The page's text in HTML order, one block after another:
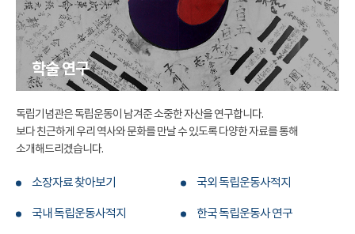
학술 연구
독립기념관은 독립운동이 남겨준 소중한 자산을 연구합니다.
보다 친근하게 우리 역사와 문화를 만날 수 있도록 다양한 자료를 통해
소개해드리겠습니다.
소장자료 찾아보기 국외 독립운동사적지
국내 독립운동사적지 한국 독립운동사 연구